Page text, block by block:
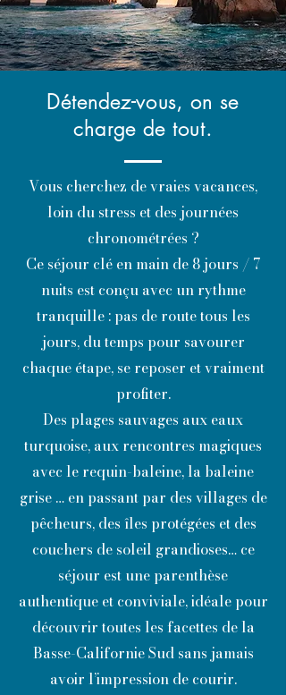
Détendez-vous, on se
charge de tout.
Vous cherchez de vraies vacances,
loin du stress et des journées
chronométrées ?
Ce séjour clé en main de 8 jours / 7
nuits est conçu avec un rythme
tranquille : pas de route tous les
jours, du temps pour savourer
chaque étape, se reposer et vraiment
profiter.
Des plages sauvages aux eaux
turquoise, aux rencontres magiques
avec le requin-baleine, la baleine
grise … en passant par des villages de
pêcheurs, des îles protégées et des
couchers de soleil grandioses… ce
séjour est une parenthèse
authentique et conviviale, idéale pour
découvrir toutes les facettes de la
Basse-Californie Sud sans jamais
avoir l’impression de courir.